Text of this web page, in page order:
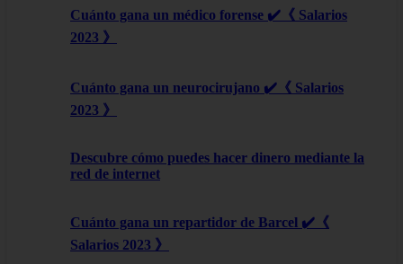
Cuánto gana un médico forense ✔️《 Salarios
2023 》
Cuánto gana un neurocirujano ✔️《 Salarios
2023 》
Descubre cómo puedes hacer dinero mediante la
red de internet
Cuánto gana un repartidor de Barcel ✔️《
Salarios 2023 》